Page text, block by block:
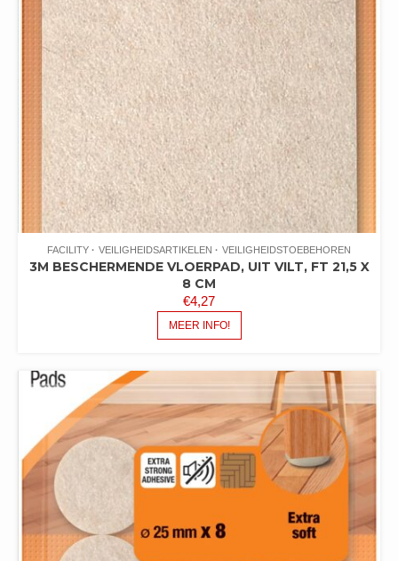
FACILITY VEILIGHEIDSARTIKELEN VEILIGHEIDSTOEBEHOREN
3M BESCHERMENDE VLOERPAD, UIT VILT, FT 21,5 X
8 CM
€4,27
MEER INFO!